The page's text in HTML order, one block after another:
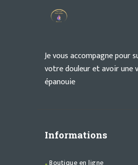
Je vous accompagne pour
votre douleur et avoir une
épanouie
Informations